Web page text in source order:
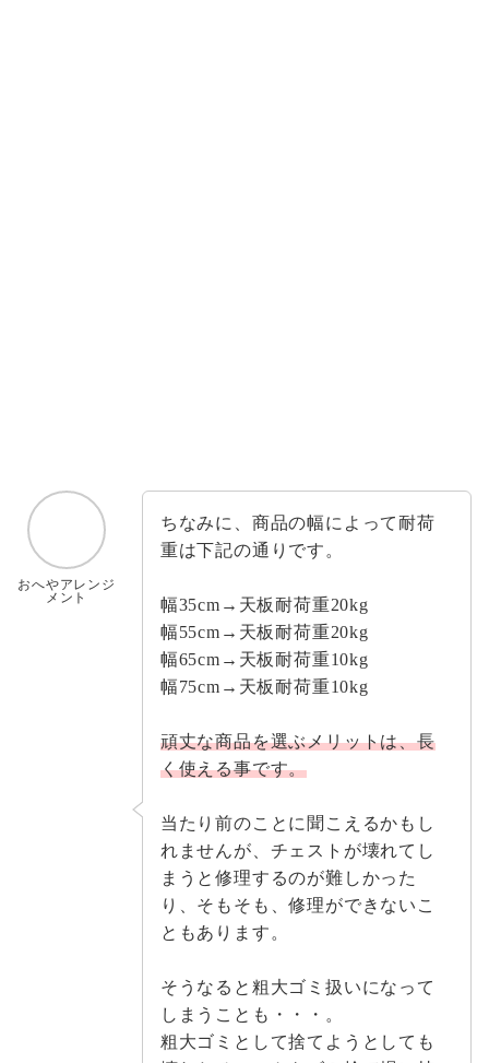
おへやアレンジ
メント
ちなみに、商品の幅によって耐荷
重は下記の通りです。
幅35cm→天板耐荷重20kg
幅55cm→天板耐荷重20kg
幅65cm→天板耐荷重10kg
幅75cm→天板耐荷重10kg
頑丈な商品を選ぶメリットは、長
く使える事です。
当たり前のことに聞こえるかもし
れませんが、チェストが壊れてし
まうと修理するのが難しかった
り、そもそも、修理ができないこ
ともあります。
そうなると粗大ゴミ扱いになって
しまうことも・・・。
粗大ゴミとして捨てようとしても